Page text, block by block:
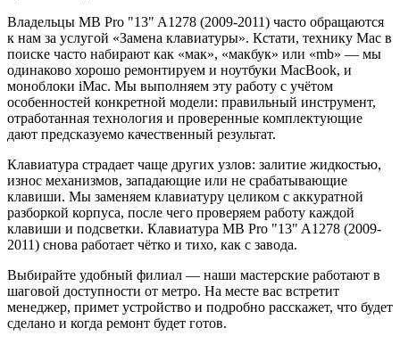
Владельцы MB Pro "13" A1278 (2009-2011) часто обращаются
к нам за услугой «Замена клавиатуры». Кстати, технику Mac в
поиске часто набирают как «мак», «макбук» или «mb» — мы
одинаково хорошо ремонтируем и ноутбуки MacBook, и
моноблоки iMac. Мы выполняем эту работу с учётом
особенностей конкретной модели: правильный инструмент,
отработанная технология и проверенные комплектующие
дают предсказуемо качественный результат.
Клавиатура страдает чаще других узлов: залитие жидкостью,
износ механизмов, западающие или не срабатывающие
клавиши. Мы заменяем клавиатуру целиком с аккуратной
разборкой корпуса, после чего проверяем работу каждой
клавиши и подсветки. Клавиатура MB Pro "13" A1278 (2009-
2011) снова работает чётко и тихо, как с завода.
Выбирайте удобный филиал — наши мастерские работают в
шаговой доступности от метро. На месте вас встретит
менеджер, примет устройство и подробно расскажет, что будет
сделано и когда ремонт будет готов.